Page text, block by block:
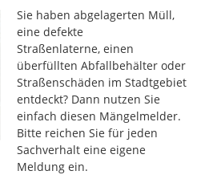
Sie haben abgelagerten Müll,
eine defekte
Straßenlaterne, einen
überfüllten Abfallbehälter oder
Straßenschäden im Stadtgebiet
entdeckt? Dann nutzen Sie
einfach diesen Mängelmelder.
Bitte reichen Sie für jeden
Sachverhalt eine eigene
Meldung ein.